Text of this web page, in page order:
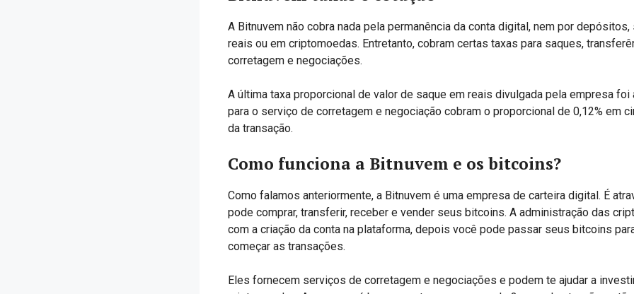
A Bitnuvem não cobra nada pela permanência da conta digital, nem por
reais ou em criptomoedas. Entretanto, cobram certas taxas para saques,
corretagem e negociações.
A última taxa proporcional de valor de saque em reais divulgada pela empresa foi
para o serviço de corretagem e negociação cobram o proporcional de 0,12% em
da transação.
Como funciona a Bitnuvem e os bitcoins?
Como falamos anteriormente, a Bitnuvem é uma empresa de carteira digital. É
pode comprar, transferir, receber e vender seus bitcoins. A administração das
com a criação da conta na plataforma, depois você pode passar seus bitcoins
começar as transações.
Eles fornecem serviços de corretagem e negociações e podem te ajudar a